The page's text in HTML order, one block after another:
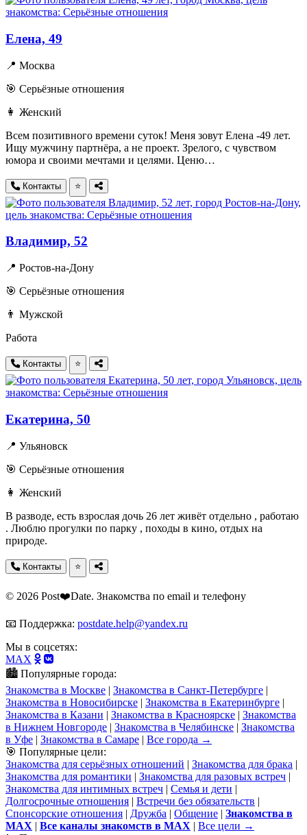
Елена, 49
📍 Москва
🎯 Серьёзные отношения
👩 Женский
Всем позитивного времени суток! Меня зовут Елена -49 лет.
Ищу мужчину партнёра, а не проект. Зрелого, с чувством
юмора и своими мечтами и целями. Ценю…
Контакты ⭐
Владимир, 52
📍 Ростов-на-Дону
🎯 Серьёзные отношения
👨 Мужской
Работа
Контакты ⭐
Екатерина, 50
📍 Ульяновск
🎯 Серьёзные отношения
👩 Женский
В разводе, есть взрослая дочь 26 лет живёт отдельно , работаю
. Люблю прогулки по парку , походы в кино, отдых на
природе.
Контакты ⭐
© 2026 Post❤️Date. Знакомства по email и телефону
📧 Поддержка: postdate.help@yandex.ru
Мы в соцсетях:
MAX
🏙️ Популярные города:
Знакомства в Москве | Знакомства в Санкт-Петербурге |
Знакомства в Новосибирске | Знакомства в Екатеринбурге |
Знакомства в Казани | Знакомства в Красноярске | Знакомства
в Нижнем Новгороде | Знакомства в Челябинске | Знакомства
в Уфе | Знакомства в Самаре | Все города →
🎯 Популярные цели:
Знакомства для серьёзных отношений | Знакомства для брака |
Знакомства для романтики | Знакомства для разовых встреч |
Знакомства для интимных встреч | Семья и дети |
Долгосрочные отношения | Встречи без обязательств |
Спонсорские отношения | Дружба | Общение | Знакомства в
MAX | Все каналы знакомств в MAX | Все цели →